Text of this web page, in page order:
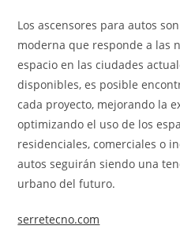
Los ascensores para autos
moderna que responde a las
espacio en las ciudades
disponibles, es posible
cada proyecto, mejorando la
optimizando el uso de los
residenciales, comerciales o
autos seguirán siendo una
urbano del futuro.
serretecno.com